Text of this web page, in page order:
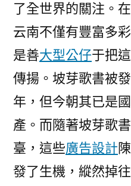
了全世界的關注。
云南不僅有豐富多
是善大型公仔于把
傳揚。坡芽歌書被
年，但今朝其已是
產。而隨著坡芽歌
臺，這些廣告設計
發了生機，縱然掉